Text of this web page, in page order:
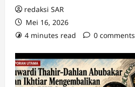
redaksi SAR
Mei 16, 2026
4 minutes read
0 comments